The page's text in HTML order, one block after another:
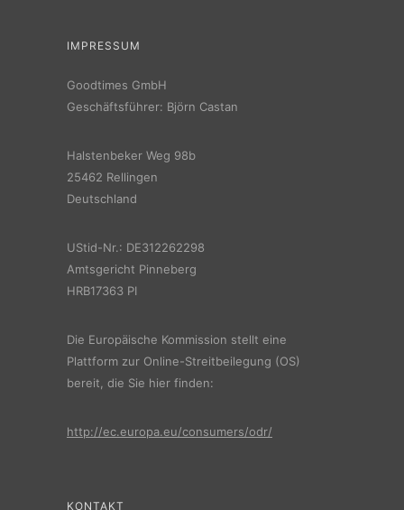
IMPRESSUM
Goodtimes GmbH
Geschäftsführer: Björn Castan
Halstenbeker Weg 98b
25462 Rellingen
Deutschland
UStid-Nr.: DE312262298
Amtsgericht Pinneberg
HRB17363 PI
Die Europäische Kommission stellt eine
Plattform zur Online-Streitbeilegung (OS)
bereit, die Sie hier finden:
http://ec.europa.eu/consumers/odr/
KONTAKT